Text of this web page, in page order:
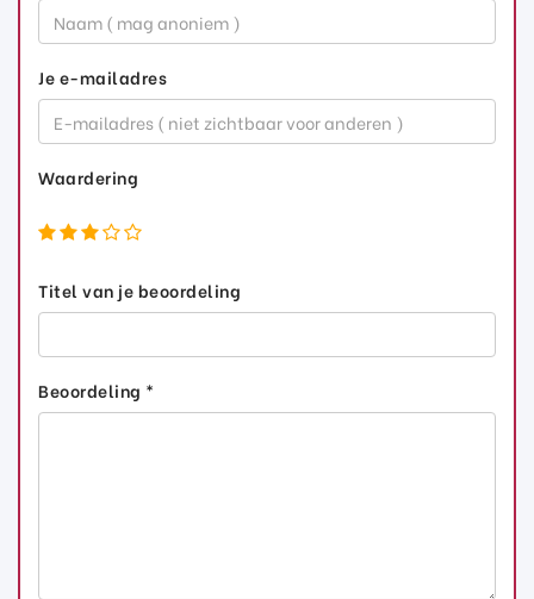
Je e-mailadres
Waardering
Titel van je beoordeling
Beoordeling *